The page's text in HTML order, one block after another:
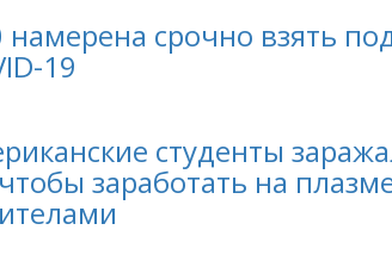
намерена срочно взять
19
студенты
заработать на